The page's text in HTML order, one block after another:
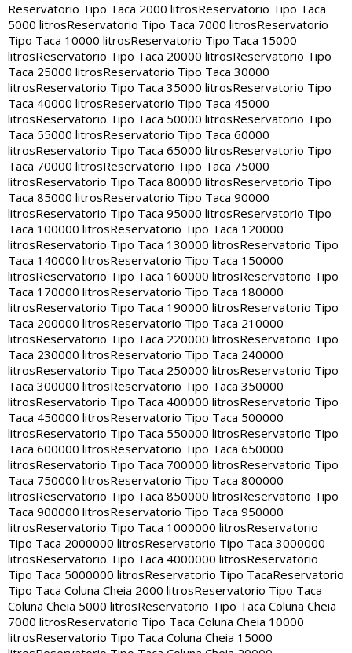
Reservatorio Tipo Taca 2000 litrosReservatorio Tipo Taca
5000 litrosReservatorio Tipo Taca 7000 litrosReservatorio
Tipo Taca 10000 litrosReservatorio Tipo Taca 15000
litrosReservatorio Tipo Taca 20000 litrosReservatorio Tipo
Taca 25000 litrosReservatorio Tipo Taca 30000
litrosReservatorio Tipo Taca 35000 litrosReservatorio Tipo
Taca 40000 litrosReservatorio Tipo Taca 45000
litrosReservatorio Tipo Taca 50000 litrosReservatorio Tipo
Taca 55000 litrosReservatorio Tipo Taca 60000
litrosReservatorio Tipo Taca 65000 litrosReservatorio Tipo
Taca 70000 litrosReservatorio Tipo Taca 75000
litrosReservatorio Tipo Taca 80000 litrosReservatorio Tipo
Taca 85000 litrosReservatorio Tipo Taca 90000
litrosReservatorio Tipo Taca 95000 litrosReservatorio Tipo
Taca 100000 litrosReservatorio Tipo Taca 120000
litrosReservatorio Tipo Taca 130000 litrosReservatorio Tipo
Taca 140000 litrosReservatorio Tipo Taca 150000
litrosReservatorio Tipo Taca 160000 litrosReservatorio Tipo
Taca 170000 litrosReservatorio Tipo Taca 180000
litrosReservatorio Tipo Taca 190000 litrosReservatorio Tipo
Taca 200000 litrosReservatorio Tipo Taca 210000
litrosReservatorio Tipo Taca 220000 litrosReservatorio Tipo
Taca 230000 litrosReservatorio Tipo Taca 240000
litrosReservatorio Tipo Taca 250000 litrosReservatorio Tipo
Taca 300000 litrosReservatorio Tipo Taca 350000
litrosReservatorio Tipo Taca 400000 litrosReservatorio Tipo
Taca 450000 litrosReservatorio Tipo Taca 500000
litrosReservatorio Tipo Taca 550000 litrosReservatorio Tipo
Taca 600000 litrosReservatorio Tipo Taca 650000
litrosReservatorio Tipo Taca 700000 litrosReservatorio Tipo
Taca 750000 litrosReservatorio Tipo Taca 800000
litrosReservatorio Tipo Taca 850000 litrosReservatorio Tipo
Taca 900000 litrosReservatorio Tipo Taca 950000
litrosReservatorio Tipo Taca 1000000 litrosReservatorio
Tipo Taca 2000000 litrosReservatorio Tipo Taca 3000000
litrosReservatorio Tipo Taca 4000000 litrosReservatorio
Tipo Taca 5000000 litrosReservatorio Tipo TacaReservatorio
Tipo Taca Coluna Cheia 2000 litrosReservatorio Tipo Taca
Coluna Cheia 5000 litrosReservatorio Tipo Taca Coluna Cheia
7000 litrosReservatorio Tipo Taca Coluna Cheia 10000
litrosReservatorio Tipo Taca Coluna Cheia 15000